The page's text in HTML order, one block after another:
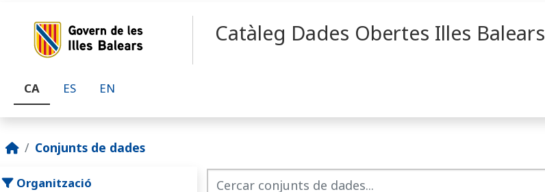
Catàleg Dades Obertes Illes Balears
CA ES EN
Conjunts de dades
Organització